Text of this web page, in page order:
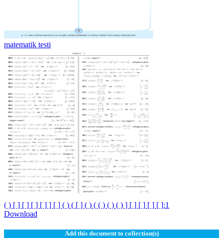
matematik testi
( ) [ ] [ ] [ ] [ ] ] [ ] ( ) ( [ ] ( ) ( ( ) ( ) ( ) ] [ ] [ ] [ ] [ ]:1
Download
Add this document to collection(s)